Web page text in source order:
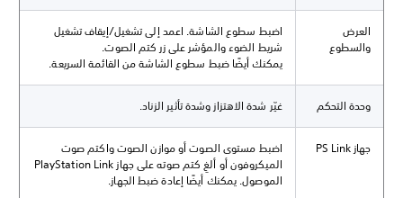
العرض
والسطوع
اضبط سطوع الشاشة. اعمد إلى تشغيل/إيقاف تشغيل
شريط الضوء والمؤشر على زر كتم الصوت.
يمكنك أيضًا ضبط سطوع الشاشة من القائمة السريعة.
وحدة التحكم غيّر شدة الاهتزاز وشدة تأثير الزناد.
جهاز PS Link
اضبط مستوى الصوت أو موازن الصوت واكتم صوت
الميكروفون أو ألغِ كتم صوته على جهاز PlayStation Link
الموصول. يمكنك أيضًا إعادة ضبط الجهاز.